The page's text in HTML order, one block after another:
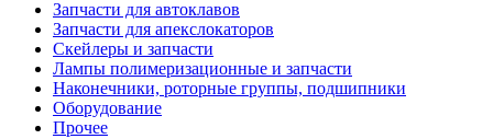
Запчасти для автоклавов
Запчасти для апекслокаторов
Скейлеры и запчасти
Лампы полимеризационные и запчасти
Наконечники, роторные группы, подшипники
Оборудование
Прочее